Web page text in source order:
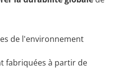
fabriquées à partir de